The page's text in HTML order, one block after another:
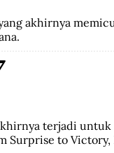
akhirnya memicu
terjadi untuk
Surprise to Victory,